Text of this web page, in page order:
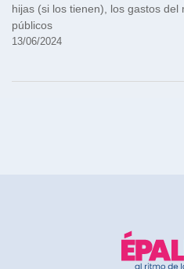
hijas (si los tienen), los gastos del
públicos
13/06/2024